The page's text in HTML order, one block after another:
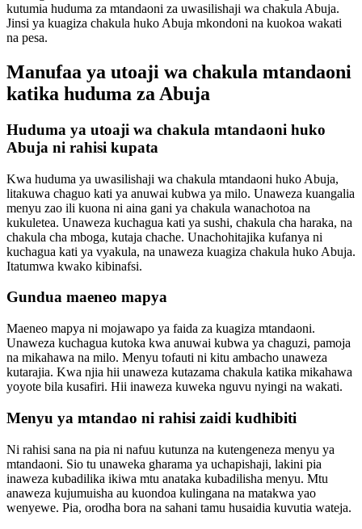
kutumia huduma za mtandaoni za uwasilishaji wa chakula Abuja.
Jinsi ya kuagiza chakula huko Abuja mkondoni na kuokoa wakati
na pesa.
Manufaa ya utoaji wa chakula mtandaoni
katika huduma za Abuja
Huduma ya utoaji wa chakula mtandaoni huko
Abuja ni rahisi kupata
Kwa huduma ya uwasilishaji wa chakula mtandaoni huko Abuja,
litakuwa chaguo kati ya anuwai kubwa ya milo. Unaweza kuangalia
menyu zao ili kuona ni aina gani ya chakula wanachotoa na
kukuletea. Unaweza kuchagua kati ya sushi, chakula cha haraka, na
chakula cha mboga, kutaja chache. Unachohitajika kufanya ni
kuchagua kati ya vyakula, na unaweza kuagiza chakula huko Abuja.
Itatumwa kwako kibinafsi.
Gundua maeneo mapya
Maeneo mapya ni mojawapo ya faida za kuagiza mtandaoni.
Unaweza kuchagua kutoka kwa anuwai kubwa ya chaguzi, pamoja
na mikahawa na milo. Menyu tofauti ni kitu ambacho unaweza
kutarajia. Kwa njia hii unaweza kutazama chakula katika mikahawa
yoyote bila kusafiri. Hii inaweza kuweka nguvu nyingi na wakati.
Menyu ya mtandao ni rahisi zaidi kudhibiti
Ni rahisi sana na pia ni nafuu kutunza na kutengeneza menyu ya
mtandaoni. Sio tu unaweka gharama ya uchapishaji, lakini pia
inaweza kubadilika ikiwa mtu anataka kubadilisha menyu. Mtu
anaweza kujumuisha au kuondoa kulingana na matakwa yao
wenyewe. Pia, orodha bora na sahani tamu husaidia kuvutia wateja.